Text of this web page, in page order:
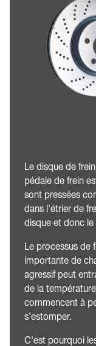
Le disque de
pédale de frein
sont pressées
dans l'étrier de
disque et donc le
Le processus de
importante de
agressif peut
de la
commencent à
s'estomper.
C'est pourquoi